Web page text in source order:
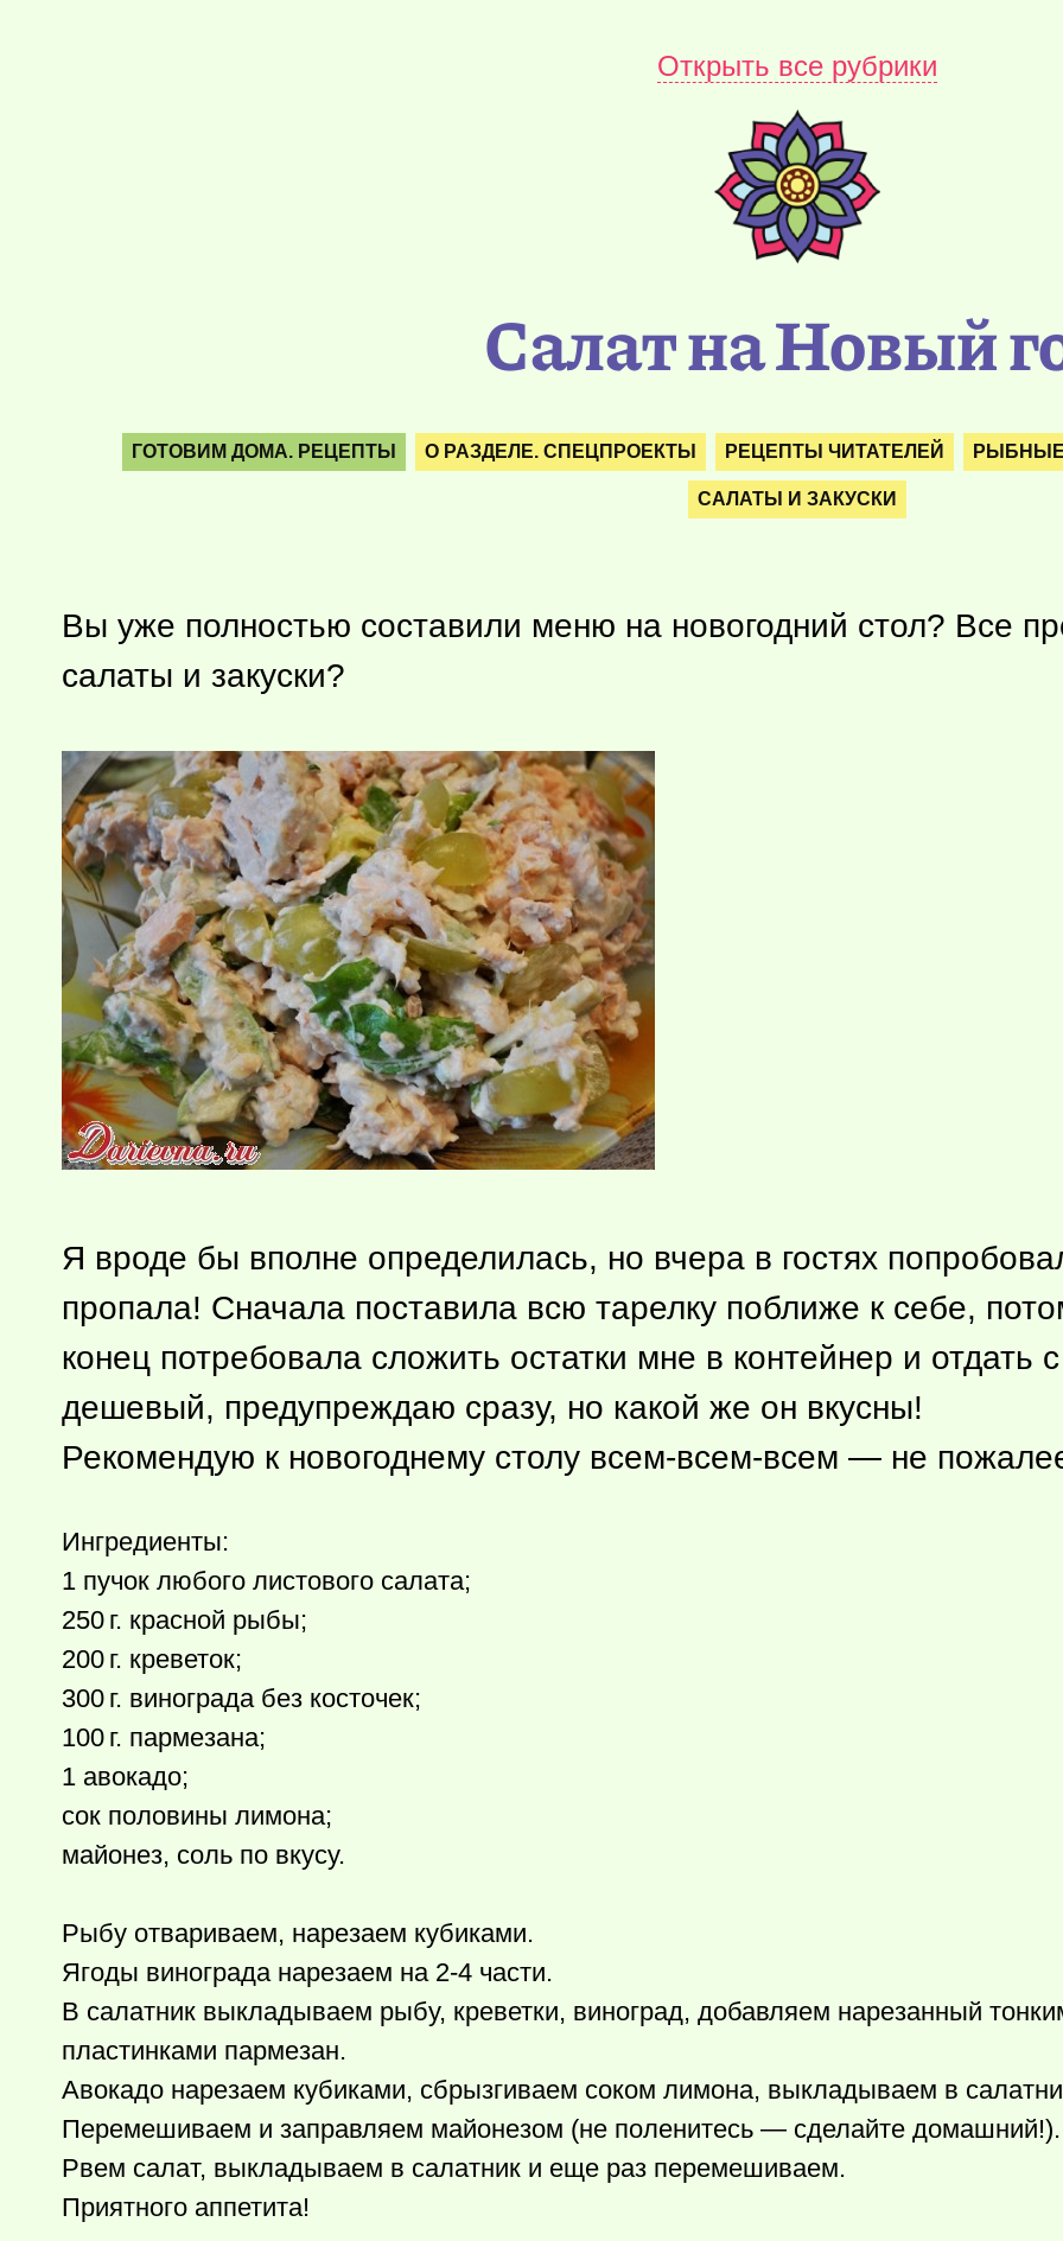
Открыть все рубрики
Салат на Новый
ГОТОВИМ ДОМА. РЕЦЕПТЫ О РАЗДЕЛЕ. СПЕЦПРОЕКТЫ РЕЦЕПТЫ ЧИТАТЕЛЕЙ РЫБНЫЕ
САЛАТЫ И ЗАКУСКИ
Вы уже полностью составили меню на новогодний стол? Все
салаты и закуски?
Я вроде бы вполне определилась, но вчера в гостях
пропала! Сначала поставила всю тарелку поближе к себе,
конец потребовала сложить остатки мне в контейнер и отдать
дешевый, предупреждаю сразу, но какой же он вкусны!
Рекомендую к новогоднему столу всем-всем-всем — не
Ингредиенты:
1 пучок любого листового салата;
250 г. красной рыбы;
200 г. креветок;
300 г. винограда без косточек;
100 г. пармезана;
1 авокадо;
сок половины лимона;
майонез, соль по вкусу.
Рыбу отвариваем, нарезаем кубиками.
Ягоды винограда нарезаем на 2-4 части.
В салатник выкладываем рыбу, креветки, виноград, добавляем нарезанный
пластинками пармезан.
Авокадо нарезаем кубиками, сбрызгиваем соком лимона, выкладываем в
Перемешиваем и заправляем майонезом (не поленитесь — сделайте домашний!).
Рвем салат, выкладываем в салатник и еще раз перемешиваем.
Приятного аппетита!